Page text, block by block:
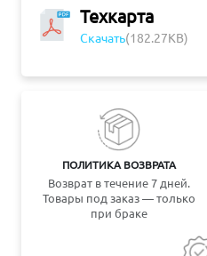
Техкарта
Скачать(182.27KB)
ПОЛИТИКА ВОЗВРАТА
Возврат в течение 7 дней.
Товары под заказ — только
при браке